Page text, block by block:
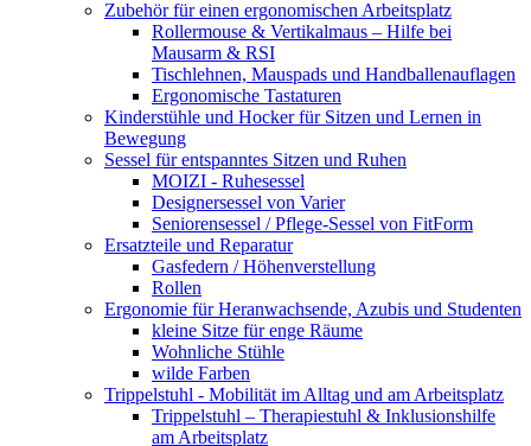
Zubehör für einen ergonomischen Arbeitsplatz
Rollermouse & Vertikalmaus – Hilfe bei
Mausarm & RSI
Tischlehnen, Mauspads und Handballenauflagen
Ergonomische Tastaturen
Kinderstühle und Hocker für Sitzen und Lernen in
Bewegung
Sessel für entspanntes Sitzen und Ruhen
MOIZI - Ruhesessel
Designersessel von Varier
Seniorensessel / Pflege-Sessel von FitForm
Ersatzteile und Reparatur
Gasfedern / Höhenverstellung
Rollen
Ergonomie für Heranwachsende, Azubis und Studenten
kleine Sitze für enge Räume
Wohnliche Stühle
wilde Farben
Trippelstuhl - Mobilität im Alltag und am Arbeitsplatz
Trippelstuhl – Therapiestuhl & Inklusionshilfe
am Arbeitsplatz